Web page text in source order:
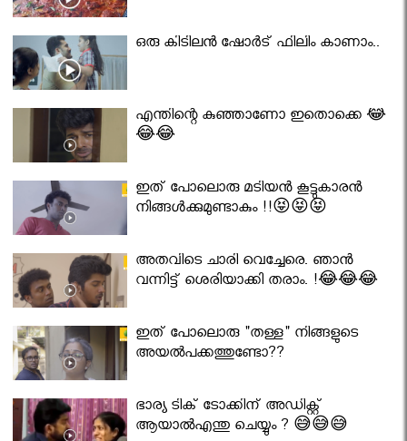
ഒരു കിടിലൻ ഷോർട് ഫിലിം കാണാം..
എന്തിന്റെ കുഞ്ഞാണോ ഇതൊക്കെ 😂
😂😂
ഇത് പോലൊരു മടിയൻ കൂട്ടുകാരൻ
നിങ്ങൾക്കുമുണ്ടാകും !!😝😝😝
അതവിടെ ചാരി വെച്ചേരെ. ഞാൻ
വന്നിട്ട് ശെരിയാക്കി തരാം. !😂😂😂
ഇത് പോലൊരു "തള്ള" നിങ്ങളുടെ
അയല്‍പക്കത്തുണ്ടോ??
ഭാര്യ ടിക് ടോക്കിന് അഡിക്റ്റ്
ആയാൽഎന്തു ചെയ്യും ? 😅😅😅